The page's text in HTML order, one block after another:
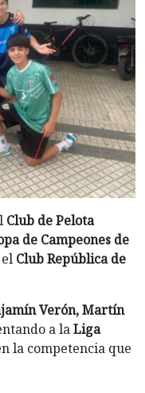
Club de Pelota
de Campeones de
Club República de
Verón, Martín
a laLiga
la competencia que